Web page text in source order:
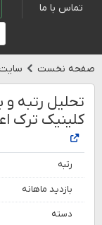
تماس با ما
صفحه نخست
تحلیل رتبه و
کلینیک ترک
رتبه
بازدید ماهانه
دسته